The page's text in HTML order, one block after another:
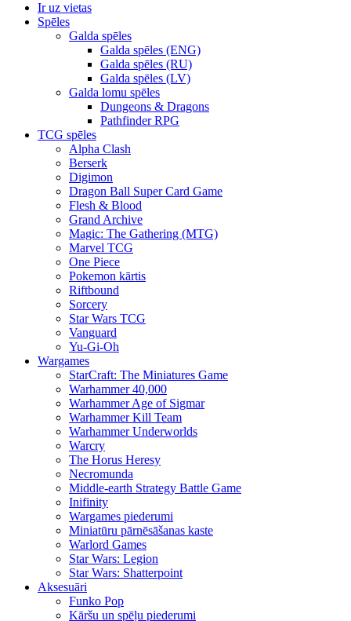
Ir uz vietas
Spēles
Galda spēles
Galda spēles (ENG)
Galda spēles (RU)
Galda spēles (LV)
Galda lomu spēles
Dungeons & Dragons
Pathfinder RPG
TCG spēles
Alpha Clash
Berserk
Digimon
Dragon Ball Super Card Game
Flesh & Blood
Grand Archive
Magic: The Gathering (MTG)
Marvel TCG
One Piece
Pokemon kārtis
Riftbound
Sorcery
Star Wars TCG
Vanguard
Yu-Gi-Oh
Wargames
StarCraft: The Miniatures Game
Warhammer 40,000
Warhammer Age of Sigmar
Warhammer Kill Team
Warhammer Underworlds
Warcry
The Horus Heresy
Necromunda
Middle-earth Strategy Battle Game
Inifinity
Wargames piederumi
Miniatūru pārnēsāšanas kaste
Warlord Games
Star Wars: Legion
Star Wars: Shatterpoint
Aksesuāri
Funko Pop
Kāršu un spēļu piederumi